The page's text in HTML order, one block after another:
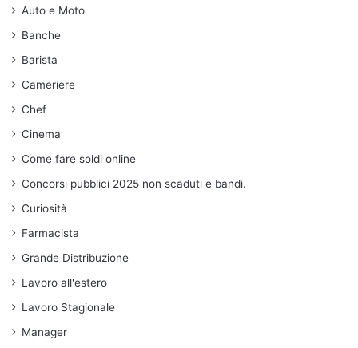
Auto e Moto
Banche
Barista
Cameriere
Chef
Cinema
Come fare soldi online
Concorsi pubblici 2025 non scaduti e bandi.
Curiosità
Farmacista
Grande Distribuzione
Lavoro all'estero
Lavoro Stagionale
Manager